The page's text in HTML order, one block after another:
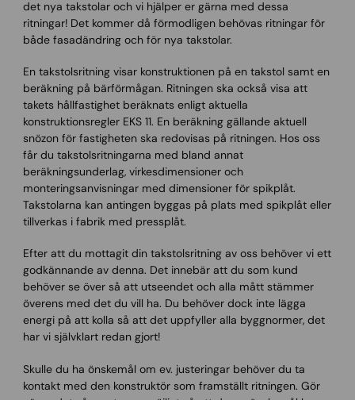
det nya takstolar och vi hjälper er gärna med dessa
ritningar! Det kommer då förmodligen behövas ritningar för
både fasadändring och för nya takstolar.
En takstolsritning visar konstruktionen på en takstol samt en
beräkning på bärförmågan. Ritningen ska också visa att
takets hållfastighet beräknats enligt aktuella
konstruktionsregler EKS 11. En beräkning gällande aktuell
snözon för fastigheten ska redovisas på ritningen. Hos oss
får du takstolsritningarna med bland annat
beräkningsunderlag, virkesdimensioner och
monteringsanvisningar med dimensioner för spikplåt.
Takstolarna kan antingen byggas på plats med spikplåt eller
tillverkas i fabrik med pressplåt.
Efter att du mottagit din takstolsritning av oss behöver vi ett
godkännande av denna. Det innebär att du som kund
behöver se över så att utseendet och alla mått stämmer
överens med det du vill ha. Du behöver dock inte lägga
energi på att kolla så att det uppfyller alla byggnormer, det
har vi självklart redan gjort!
Skulle du ha önskemål om ev. justeringar behöver du ta
kontakt med den konstruktör som framställt ritningen. Gör